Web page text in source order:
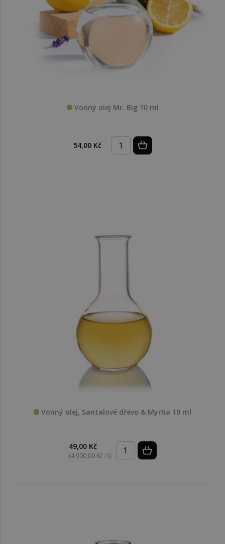
Vonný olej Mr. Big 10 ml
54,00 Kč
Vonný olej, Santalové dřevo & Myrha 10 ml
49,00 Kč
(4 900,00 Kč / l)